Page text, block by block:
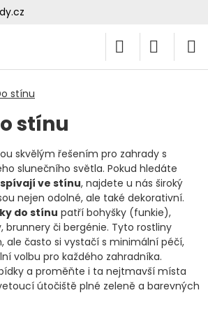
stínu
stínu
skvělým řešením pro zahrady s
slunečního světla. Pokud hledáte
ve stínu, najdete u nás široký
nejen odolné, ale také dekorativní.
do stínu patří bohyšky (funkie),
brunnery či bergénie. Tyto rostliny
ale často si vystačí s minimální péčí,
volbu pro každého zahradníka.
a proměňte i ta nejtmavší místa
útočiště plné zeleně a barevných